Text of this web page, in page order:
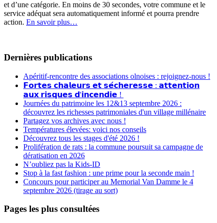
et d’une catégorie. En moins de 30 secondes, votre commune et le
service adéquat sera automatiquement informé et pourra prendre
action. En savoir plus…
Dernières publications
Apéritif-rencontre des associations olnoises : rejoignez-nous !
𝗙𝗼𝗿𝘁𝗲𝘀 𝗰𝗵𝗮𝗹𝗲𝘂𝗿𝘀 𝗲𝘁 𝘀𝗲́𝗰𝗵𝗲𝗿𝗲𝘀𝘀𝗲 : 𝗮𝘁𝘁𝗲𝗻𝘁𝗶𝗼𝗻
𝗮𝘂𝘅 𝗿𝗶𝘀𝗾𝘂𝗲𝘀 𝗱'𝗶𝗻𝗰𝗲𝗻𝗱𝗶𝗲 !
Journées du patrimoine les 12&13 septembre 2026 :
découvrez les richesses patrimoniales d'un village millénaire
Partagez vos archives avec nous !
Températures élevées: voici nos conseils
Découvrez tous les stages d'été 2026 !
Prolifération de rats : la commune poursuit sa campagne de
dératisation en 2026
N’oubliez pas la Kids-ID
Stop à la fast fashion : une prime pour la seconde main !
Concours pour participer au Memorial Van Damme le 4
septembre 2026 (tirage au sort)
Pages les plus consultées